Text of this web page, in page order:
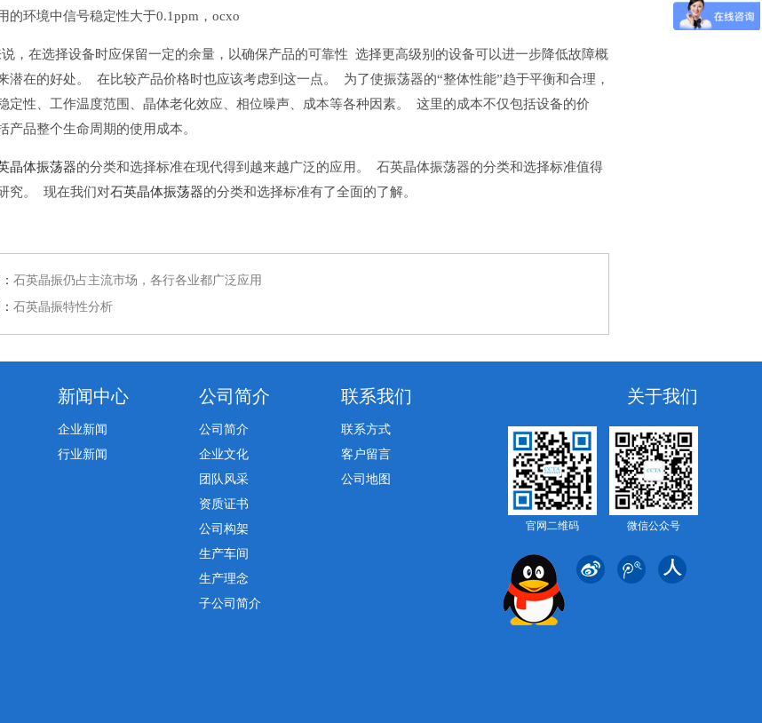
的环境中信号稳定性大于0.1ppm，ocxo
，在选择设备时应保留一定的余量，以确保产品的可靠性 选择更高级别的设备可以进一步降低故障概
潜在的好处。 在比较产品价格时也应该考虑到这一点。 为了使振荡器的“整体性能”趋于平衡和合理，
定性、工作温度范围、晶体老化效应、相位噪声、成本等各种因素。 这里的成本不仅包括设备的价
产品整个生命周期的使用成本。
晶体振荡器的分类和选择标准在现代得到越来越广泛的应用。 石英晶体振荡器的分类和选择标准值得
究。 现在我们对石英晶体振荡器的分类和选择标准有了全面的了解。
：石英晶振仍占主流市场，各行各业都广泛应用
石英晶振特性分析
新闻中心
企业新闻
行业新闻
公司简介
公司简介
企业文化
团队风采
资质证书
公司构架
生产车间
生产理念
子公司简介
联系我们
联系方式
客户留言
公司地图
关于我们
微信公众号
官网二维码